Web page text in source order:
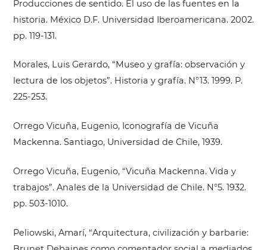
Producciones de sentido. El uso de las fuentes en la
historia. México D.F. Universidad Iberoamericana. 2002.
pp. 119-131.
Morales, Luis Gerardo, “Museo y grafía: observación y
lectura de los objetos”. Historia y grafía. N°13. 1999. P.
225-253.
Orrego Vicuña, Eugenio, Iconografía de Vicuña
Mackenna. Santiago, Universidad de Chile, 1939.
Orrego Vicuña, Eugenio, “Vicuña Mackenna. Vida y
trabajos”. Anales de la Universidad de Chile. N°5. 1932.
pp. 503-1010.
Peliowski, Amarí, “Arquitectura, civilización y barbarie: